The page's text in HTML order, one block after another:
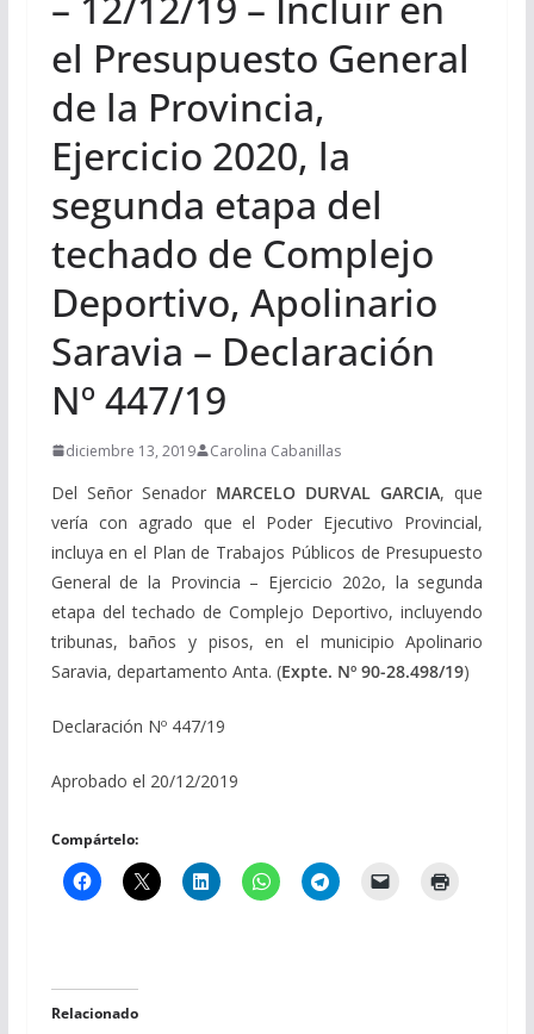
el Presupuesto General
de la Provincia,
Ejercicio 2020, la
segunda etapa del
techado de Complejo
Deportivo, Apolinario
Saravia – Declaración
Nº 447/19
diciembre 13, 2019 Carolina Cabanillas
Del Señor Senador MARCELO DURVAL GARCIA, que
vería con agrado que el Poder Ejecutivo Provincial,
incluya en el Plan de Trabajos Públicos de Presupuesto
General de la Provincia – Ejercicio 202o, la segunda
etapa del techado de Complejo Deportivo, incluyendo
tribunas, baños y pisos, en el municipio Apolinario
Saravia, departamento Anta. (Expte. Nº 90-28.498/19)
Declaración Nº 447/19
Aprobado el 20/12/2019
Compártelo:
Relacionado